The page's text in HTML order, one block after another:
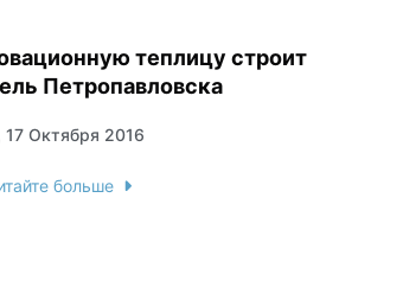
теплицу строит
Петропавловска
17 Октября 2016
больше